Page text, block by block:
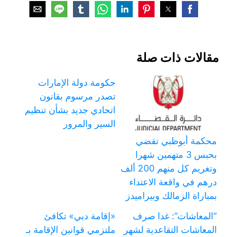
مقالات ذات صلة
محكمة أبوظبي تقضي
بحبس 3 متهمين شهرا
وتغريم كل منهم 200 ألف
درهم في واقعة الاعتداء
بمباراة الزمالك وبيراميدز
حكومة دولة الإمارات
تصدر مرسوم بقانون
اتحادي جديد بشأن تنظيم
السير والمرور
“المعاشات”: غدا صرف
المعاشات التقاعدية لشهر
«إقامة دبي» تكافئ
ملتزمي قوانين الإقامة بـ